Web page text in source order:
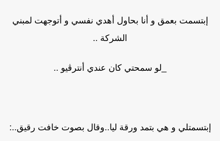
إبتسمت بعمق و أنا بحاول أهدي نفسي و أتوجهت لمبني
الشركة ..
_لو سمحتي كان عندي أنترڤيو ..
إبتسمتلي و هي بتمد ورقة ليا..وقال بصوت خافت رقيق..: